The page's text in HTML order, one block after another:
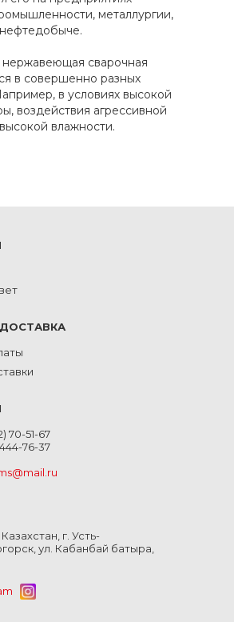
металлургии,
сварочная
в совершенно разных
в условиях высокой
воздействия агрессивной
влажности.
70-51-67
76-37
г. Усть-
ул. Кабанбай батыра,